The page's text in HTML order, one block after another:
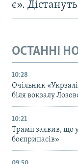
є».
ОСТАННІ
10:28
Очільник
біля вокзалу
10:21
Трамп заявив, що
боєприпасів»